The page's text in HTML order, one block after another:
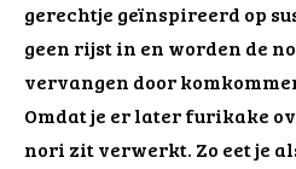
gerechtje geïnspireerd op
geen rijst in en worden de
vervangen door
Omdat je er later furikake
nori zit verwerkt. Zo eet je